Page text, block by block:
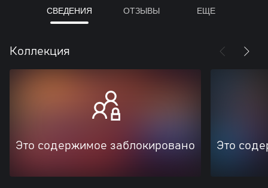
СВЕДЕНИЯ ОТЗЫВЫ ЕЩЕ
Коллекция
Это содержимое заблокировано Это